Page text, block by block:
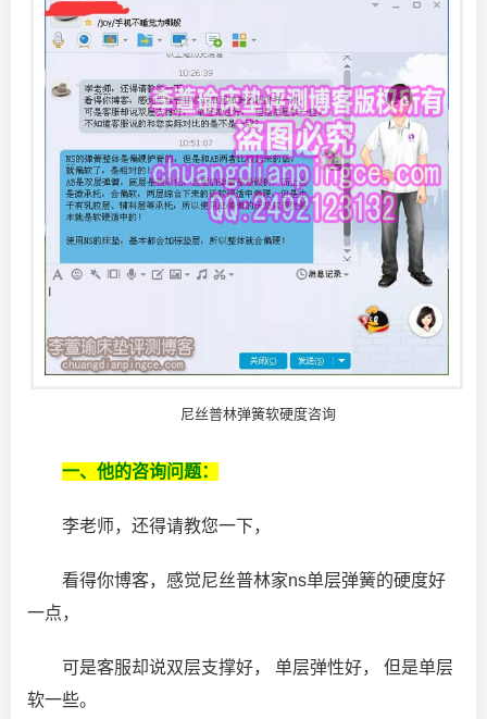
尼丝普林弹簧软硬度咨询
一、他的咨询问题：
李老师，还得请教您一下，
看得你博客，感觉尼丝普林家ns单层弹簧的硬度好
一点，
可是客服却说双层支撑好， 单层弹性好， 但是单层
软一些。